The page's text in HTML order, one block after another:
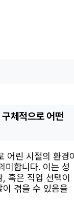
체적으로 어떤
어린 시절의 환경
미합니다. 이는 성
혹은 직업 선택이
겪을 수 있음을